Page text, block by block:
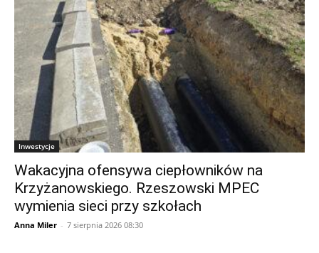
Inwestycje
Wakacyjna ofensywa ciepłowników na
Krzyżanowskiego. Rzeszowski MPEC
wymienia sieci przy szkołach
Anna Miler - 7 sierpnia 2026 08:30